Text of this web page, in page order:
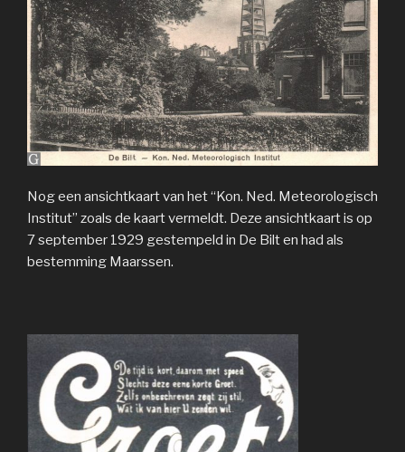
Nog een ansichtkaart van het “Kon. Ned. Meteorologisch
Institut” zoals de kaart vermeldt. Deze ansichtkaart is op
7 september 1929 gestempeld in De Bilt en had als
bestemming Maarssen.